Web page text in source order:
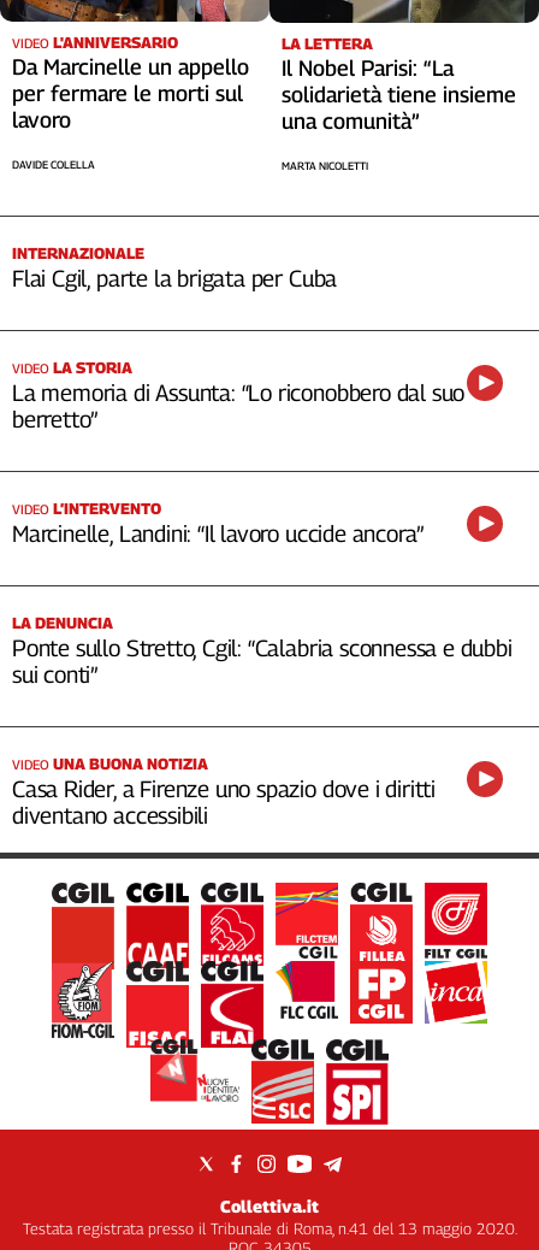
VIDEO L'ANNIVERSARIO
Da Marcinelle un appello
per fermare le morti sul
lavoro
DAVIDE COLELLA
LA LETTERA
Il Nobel Parisi: “La
solidarietà tiene insieme
una comunità”
MARTA NICOLETTI
INTERNAZIONALE
Flai Cgil, parte la brigata per Cuba
VIDEO LA STORIA
La memoria di Assunta: “Lo riconobbero dal suo
berretto”
VIDEO L’INTERVENTO
Marcinelle, Landini: “Il lavoro uccide ancora”
LA DENUNCIA
Ponte sullo Stretto, Cgil: “Calabria sconnessa e dubbi
sui conti”
VIDEO UNA BUONA NOTIZIA
Casa Rider, a Firenze uno spazio dove i diritti
diventano accessibili
Collettiva.it
Testata registrata presso il Tribunale di Roma, n.41 del 13 maggio 2020.